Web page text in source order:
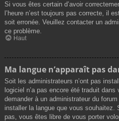
Si vous êtes certain d’avoir
l’heure n’est toujours pas correcte, il
soit erronée. Veuillez contacter un
ce problème.
Haut
Ma langue n’apparaît pas
Soit les administrateurs n’ont pas
logiciel n’a pas encore été traduit
demander à un administrateur du
installer la langue que vous souhaitez.
pas, vous êtes libre de vous porter